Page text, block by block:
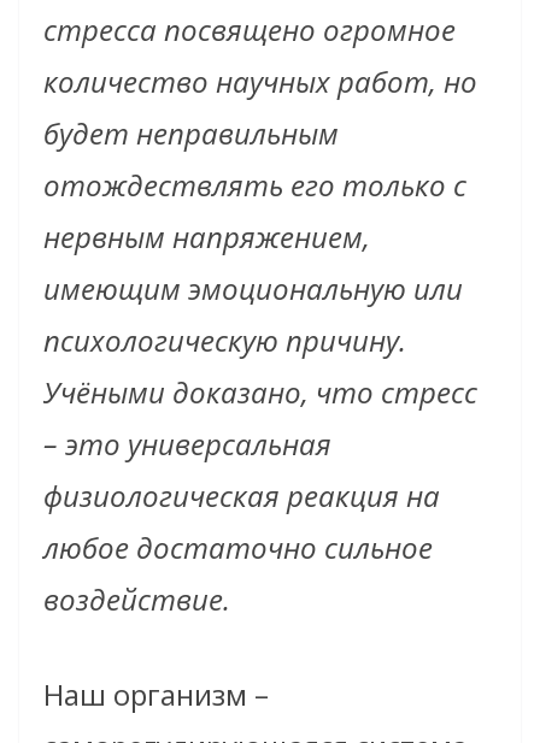
стресса посвящено огромное
количество научных работ, но
будет неправильным
отождествлять его только с
нервным напряжением,
имеющим эмоциональную или
психологическую причину.
Учёными доказано, что стресс
– это универсальная
физиологическая реакция на
любое достаточно сильное
воздействие.
Наш организм –